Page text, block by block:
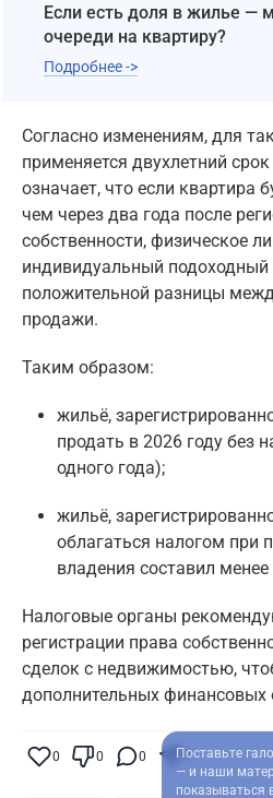
Если есть доля в жилье —
очереди на квартиру?
Подробнее ->
Согласно изменениям, для
применяется двухлетний
означает, что если квартира
чем через два года после
собственности, физическое
индивидуальный
положительной разницы
продажи.
Таким образом:
жильё,
продать в 2026 году без
одного года);
жильё,
облагаться налогом при
владения составил менее
Налоговые органы
регистрации права
сделок с недвижимостью,
дополнительных финансовых
0 0 0 0
Поставьте
— и наши
показываться